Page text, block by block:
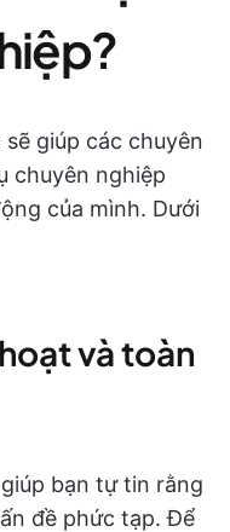
giúp các chuyên
chuyên nghiệp
của mình. Dưới
và toàn
bạn tự tin rằng
đề phức tạp. Để